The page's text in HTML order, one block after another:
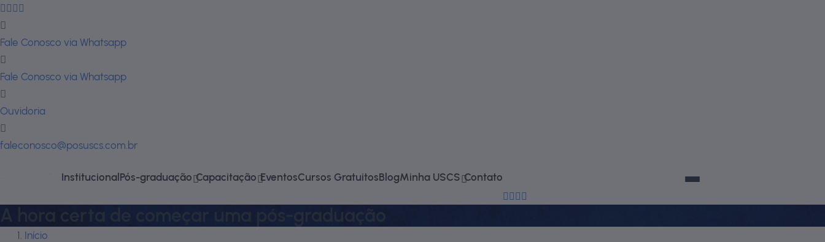
Fale Conosco via Whatsapp
Fale Conosco via Whatsapp
Ouvidoria
faleconosco@posuscs.com.br
Institucional Pós-graduação Capacitação EventosCursos GratuitosBlogMinha USCS Contato
Início